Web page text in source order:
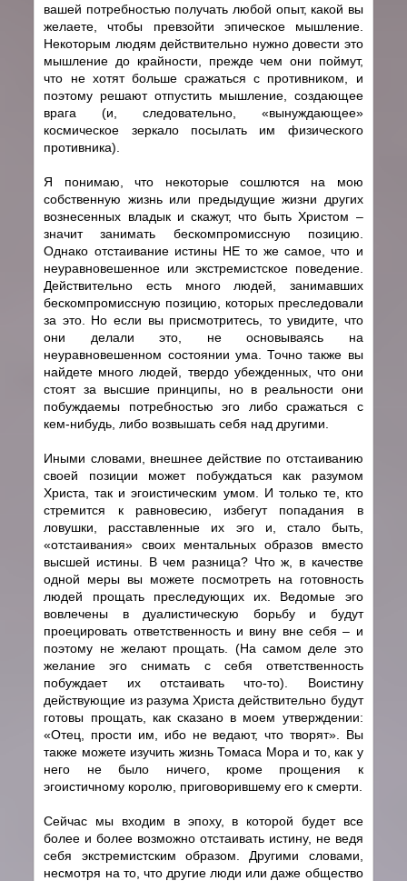
вашей потребностью получать любой опыт, какой вы
желаете, чтобы превзойти эпическое мышление.
Некоторым людям действительно нужно довести это
мышление до крайности, прежде чем они поймут,
что не хотят больше сражаться с противником, и
поэтому решают отпустить мышление, создающее
врага (и, следовательно, «вынуждающее»
космическое зеркало посылать им физического
противника).
Я понимаю, что некоторые сошлются на мою
собственную жизнь или предыдущие жизни других
вознесенных владык и скажут, что быть Христом –
значит занимать бескомпромиссную позицию.
Однако отстаивание истины НЕ то же самое, что и
неуравновешенное или экстремистское поведение.
Действительно есть много людей, занимавших
бескомпромиссную позицию, которых преследовали
за это. Но если вы присмотритесь, то увидите, что
они делали это, не основываясь на
неуравновешенном состоянии ума. Точно также вы
найдете много людей, твердо убежденных, что они
стоят за высшие принципы, но в реальности они
побуждаемы потребностью эго либо сражаться с
кем-нибудь, либо возвышать себя над другими.
Иными словами, внешнее действие по отстаиванию
своей позиции может побуждаться как разумом
Христа, так и эгоистическим умом. И только те, кто
стремится к равновесию, избегут попадания в
ловушки, расставленные их эго и, стало быть,
«отстаивания» своих ментальных образов вместо
высшей истины. В чем разница? Что ж, в качестве
одной меры вы можете посмотреть на готовность
людей прощать преследующих их. Ведомые эго
вовлечены в дуалистическую борьбу и будут
проецировать ответственность и вину вне себя – и
поэтому не желают прощать. (На самом деле это
желание эго снимать с себя ответственность
побуждает их отстаивать что-то). Воистину
действующие из разума Христа действительно будут
готовы прощать, как сказано в моем утверждении:
«Отец, прости им, ибо не ведают, что творят». Вы
также можете изучить жизнь Томаса Мора и то, как у
него не было ничего, кроме прощения к
эгоистичному королю, приговорившему его к смерти.
Сейчас мы входим в эпоху, в которой будет все
более и более возможно отстаивать истину, не ведя
себя экстремистским образом. Другими словами,
несмотря на то, что другие люди или даже общество